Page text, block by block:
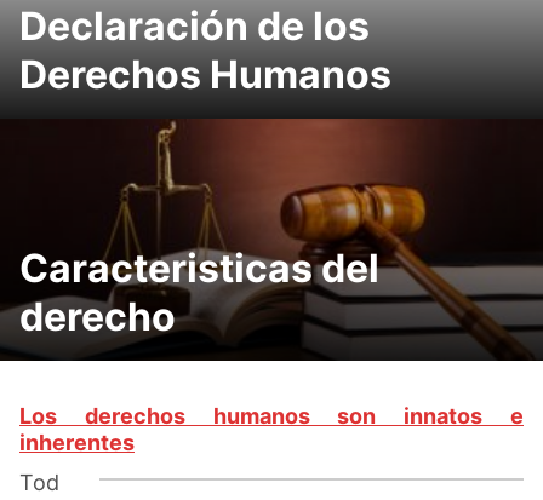
Declaración de los
Derechos Humanos
Caracteristicas del
derecho
Los derechos humanos son innatos e
inherentes
Tod